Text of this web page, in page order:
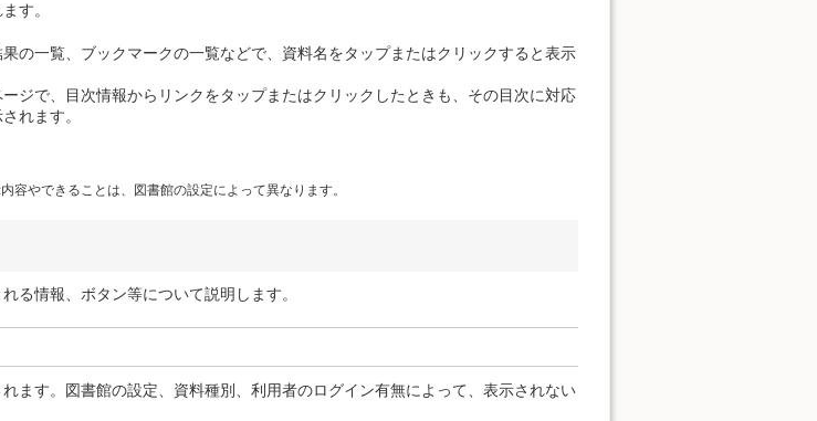
す。
の一覧、ブックマークの一覧などで、資料名をタップまたはクリックすると表示
ジで、目次情報からリンクをタップまたはクリックしたときも、その目次に対応
れます。
容やできることは、図書館の設定によって異なります。
る情報、ボタン等について説明します。
ます。図書館の設定、資料種別、利用者のログイン有無によって、表示されない